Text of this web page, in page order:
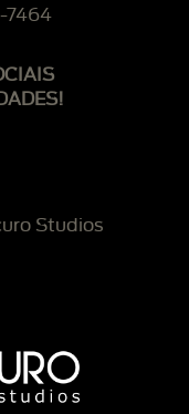
7464
Studios